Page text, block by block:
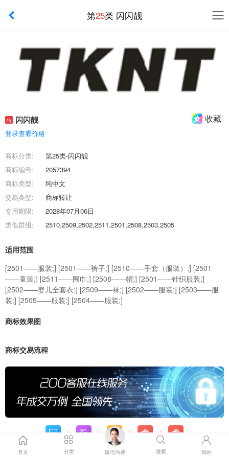
第25类 闪闪靓
特 闪闪靓 收藏
登录查看价格
商标分类:
第25类-闪闪靓
商标编号:
2057394
商标类型:
纯中文
交易类型:
商标转让
专用期限:
2028年07月06日
类似群组:
2510,2509,2502,2511,2501,2508,2503,2505
适用范围
[2501——服装;] [2501——裤子;] [2510——手套（服装）;] [2501
——童装;] [2511——围巾;] [2508——帽;] [2501——针织服装;]
[2502——婴儿全套衣;] [2509——袜;] [2502——服装;] [2503——服
装;] [2505——服装;] [2504——服装;]
商标效果图
商标交易流程
挑选商标 挑选合同 公证核实 支付余额 办理过户
首页 分类 微信沟通 搜索 我的